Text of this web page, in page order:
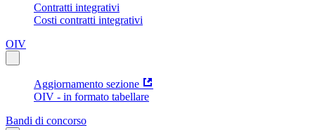
Contratti integrativi
Costi contratti integrativi
OIV
Aggiornamento sezione
OIV - in formato tabellare
Bandi di concorso